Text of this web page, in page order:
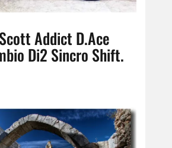
Addict D.Ace
Di2 Sincro Shift.